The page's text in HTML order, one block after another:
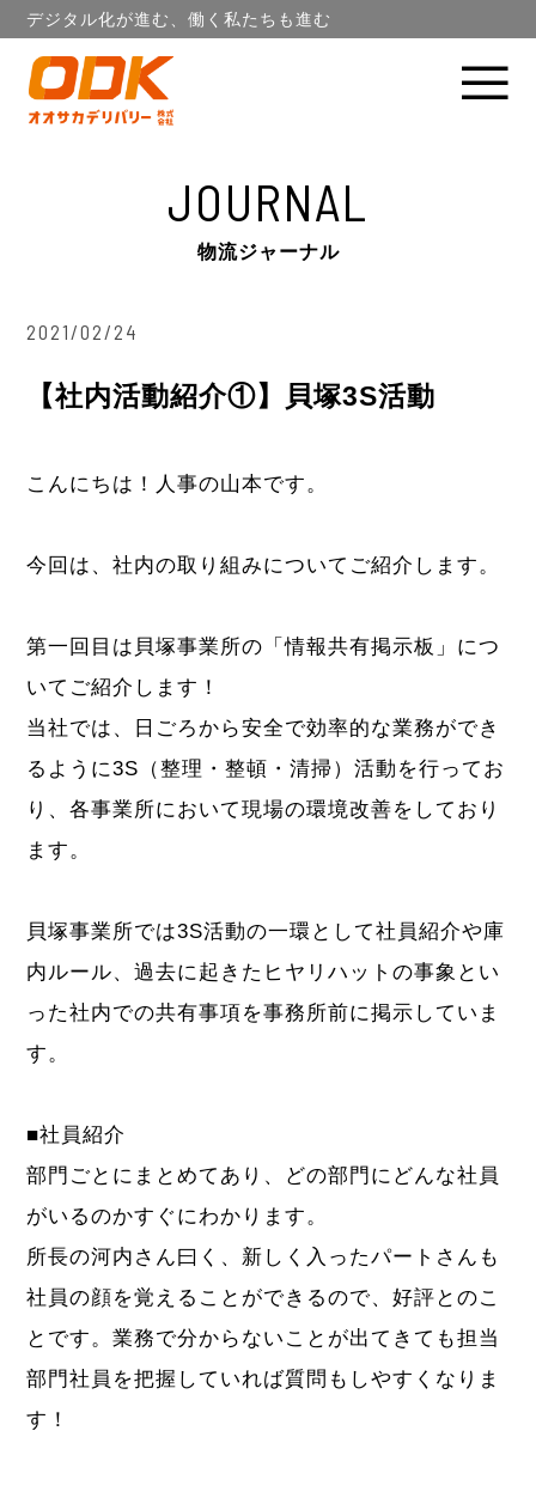
デジタル化が進む、働く私たちも進む
JOURNAL
物流ジャーナル
2021/02/24
【社内活動紹介①】貝塚3S活動
こんにちは！人事の山本です。
今回は、社内の取り組みについてご紹介します。
第一回目は貝塚事業所の「情報共有掲示板」につ
いてご紹介します！
当社では、日ごろから安全で効率的な業務ができ
るように3S（整理・整頓・清掃）活動を行ってお
り、各事業所において現場の環境改善をしており
ます。
貝塚事業所では3S活動の一環として社員紹介や庫
内ルール、過去に起きたヒヤリハットの事象とい
った社内での共有事項を事務所前に掲示していま
す。
■社員紹介
部門ごとにまとめてあり、どの部門にどんな社員
がいるのかすぐにわかります。
所長の河内さん曰く、新しく入ったパートさんも
社員の顔を覚えることができるので、好評とのこ
とです。業務で分からないことが出てきても担当
部門社員を把握していれば質問もしやすくなりま
す！